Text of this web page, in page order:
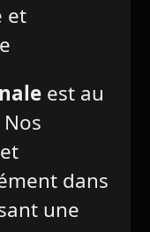
et
est au
dans
une